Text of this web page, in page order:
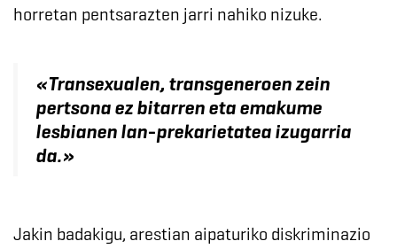
horretan pentsarazten jarri nahiko nizuke.
«Transexualen, transgeneroen zein
pertsona ez bitarren eta emakume
lesbianen lan-prekarietatea izugarria
da.»
Jakin badakigu, arestian aipaturiko diskriminazio